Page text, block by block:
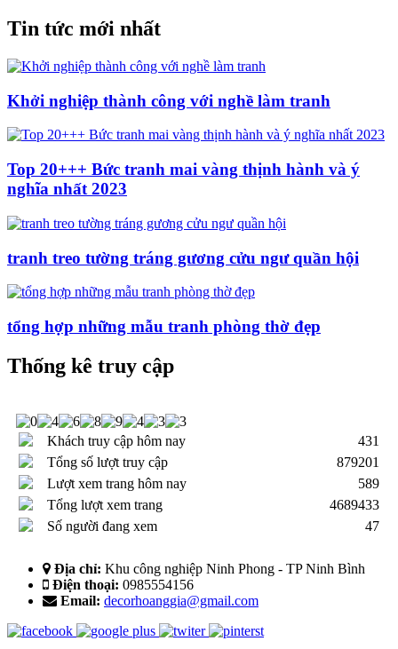
Tin tức mới nhất
Khởi nghiệp thành công với nghề làm tranh
Top 20+++ Bức tranh mai vàng thịnh hành và ý
nghĩa nhất 2023
tranh treo tường tráng gương cửu ngư quần hội
tổng hợp những mẫu tranh phòng thờ đẹp
Thống kê truy cập
Khách truy cập hôm nay
431
Tổng số lượt truy cập
879201
Lượt xem trang hôm nay
589
Tổng lượt xem trang
4689433
Số người đang xem
47
Địa chỉ: Khu công nghiệp Ninh Phong - TP Ninh Bình
Điện thoại: 0985554156
Email: decorhoanggia@gmail.com